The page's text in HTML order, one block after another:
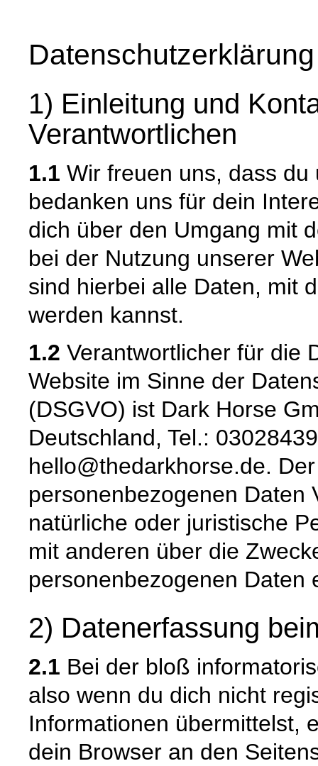
Datenschutzerklärung
1) Einleitung und
Verantwortlichen
1.1 Wir freuen uns, dass
bedanken uns für dein
dich über den Umgang mit
bei der Nutzung unserer
sind hierbei alle Daten, mit
werden kannst.
1.2 Verantwortlicher für die
Website im Sinne der
(DSGVO) ist Dark Horse
Deutschland, Tel.:
hello@thedarkhorse.de.
personenbezogenen Daten
natürliche oder juristische
mit anderen über die
personenbezogenen Daten
2) Datenerfassung
2.1 Bei der bloß
also wenn du dich nicht
Informationen übermittelst,
dein Browser an den